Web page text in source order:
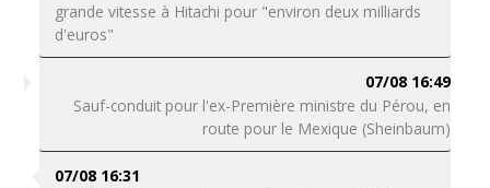
grande vitesse à Hitachi pour "environ deux milliards
d'euros"
07/08 16:49
Sauf-conduit pour l'ex-Première ministre du Pérou, en
route pour le Mexique (Sheinbaum)
07/08 16:31